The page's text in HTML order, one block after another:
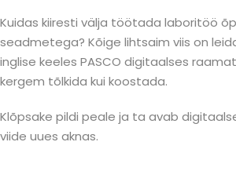
Kuidas kiiresti välja töötada laboritöö
seadmetega? Kõige lihtsaim viis on
inglise keeles PASCO digitaalses
kergem tõlkida kui koostada.
Klõpsake pildi peale ja ta avab
viide uues aknas.